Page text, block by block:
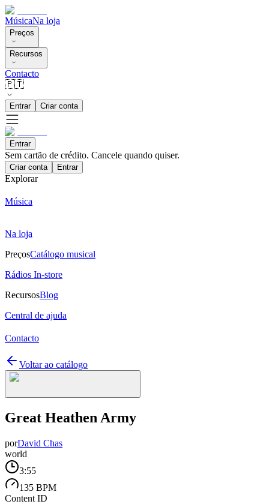
MúsicaNa loja
Preços
Recursos
Contacto
🇵🇹
Entrar Criar conta
Entrar
Sem cartão de crédito. Cancele quando quiser.
Criar conta Entrar
Explorar
Música
Na loja
PreçosCatálogo musical
Rádios In-store
RecursosBlog
Central de ajuda
Contacto
Voltar ao catálogo
Great Heathen Army
porDavid Chas
world
3:55
135 BPM
Content ID